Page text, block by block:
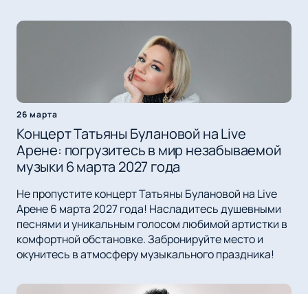
26 марта
Концерт Татьяны Булановой на Live
Арене: погрузитесь в мир незабываемой
музыки 6 марта 2027 года
Не пропустите концерт Татьяны Булановой на Live
Арене 6 марта 2027 года! Насладитесь душевными
песнями и уникальным голосом любимой артистки в
комфортной обстановке. Забронируйте место и
окунитесь в атмосферу музыкального праздника!